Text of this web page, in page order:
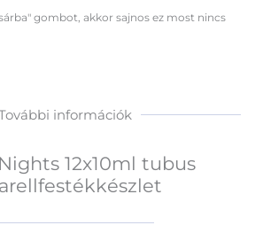
gombot, akkor sajnos ez most nincs
információk
12x10ml tubus